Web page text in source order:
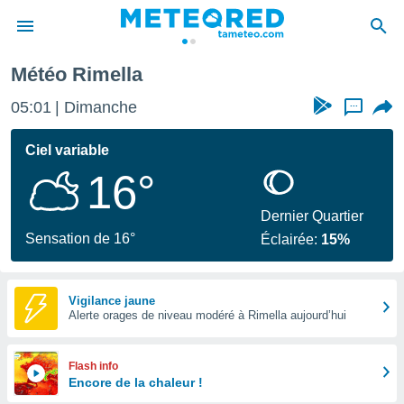
de
Météo Rimella
05:01 Dimanche ...
Ciel variable
16°
Sensation de 16°
Dernier Quartier
Éclairée: 15%
Vigilance jaune
Alerte orages de niveau modéré à Rimella aujourd’hui
Flash info
Encore de la chaleur !